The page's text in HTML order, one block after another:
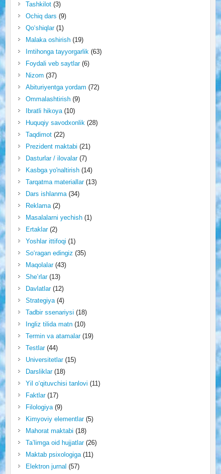
Tashkilot(3)
Ochiq dars (9)
Qo‘shiqlar(1)
Malaka oshirish(19)
Imtihonga tayyorgarlik(63)
Foydali veb saytlar(6)
Nizom (37)
Abituriyentga yordam (72)
Ommalashtirish(9)
Ibratli hikoya(10)
Huquqiy savodxonlik(28)
Taqdimot(22)
Prezident maktabi (21)
Dasturlar / ilovalar(7)
Kasbga yo'naltirish(14)
Tarqatma materiallar(13)
Dars ishlanma(34)
Reklama(2)
Masalalarni yechish(1)
Ertaklar(2)
Yoshlar ittifoqi (1)
So‘ragan edingiz (35)
Maqolalar(43)
She’rlar(13)
Davlatlar(12)
Strategiya(4)
Tadbir ssenariysi (18)
Ingliz tilida matn(10)
Termin va atamalar(19)
Testlar(44)
Universitetlar(15)
Darsliklar(18)
Yil o‘qituvchisi tanlovi (11)
Faktlar(17)
Filologiya(9)
Kimyoviy elementlar(5)
Mahorat maktabi (18)
Ta’limga oid hujjatlar(26)
Maktab psixologiga(11)
Elektron jurnal (57)